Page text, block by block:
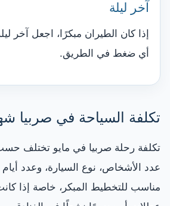
آخر ليلة
إذا كان الطيران مبكرًا، اجعل آخر
أي ضغط في الطريق.
تكلفة السياحة في صربيا
تكلفة رحلة صربيا في مايو تختلف
عدد الأشخاص، نوع السيارة، وعدد أيام
مناسب للتخطيط المبكر، خاصة إذا